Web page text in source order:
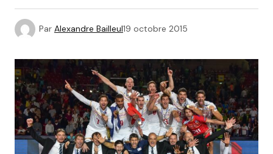
Par Alexandre Bailleul19 octobre 2015